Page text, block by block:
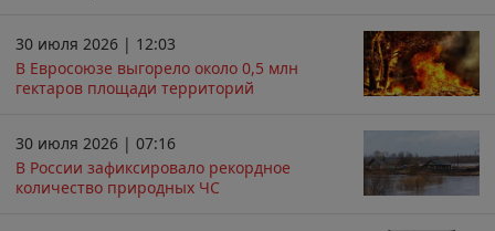
30 июля 2026 | 12:03
В Евросоюзе выгорело около 0,5 млн
гектаров площади территорий
30 июля 2026 | 07:16
В России зафиксировало рекордное
количество природных ЧС